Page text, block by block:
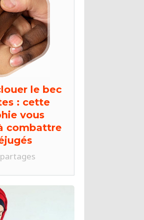
le bec
: cette
vous
combattre